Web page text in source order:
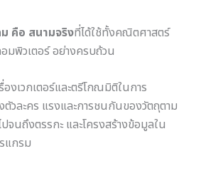
ม คือ สนามจริงที่ได้ใช้ทั้งคณิตศาสตร์
มพิวเตอร์ อย่างครบถ้วน
รื่องเวกเตอร์และตรีโกณมิติในการ
วละคร แรงและการชนกันของวัตถุตาม
จนถึงตรรกะ และโครงสร้างข้อมูลใน
แกรม